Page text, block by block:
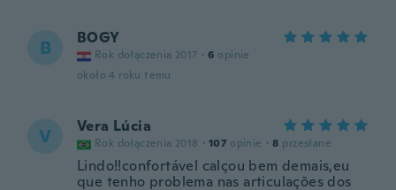
B BOGY
Rok dołączenia 2017 · 6 opinie
około 4 roku temu
V Vera Lúcia
Rok dołączenia 2018 · 107 opinie · 8 przesłane
Lindo!!confortável calçou bem demais,eu
que tenho problema nas articulações dos